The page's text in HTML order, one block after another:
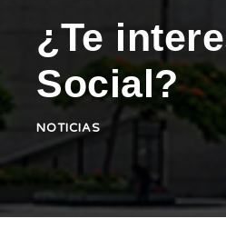
¿Te
Social?
NOTICIAS